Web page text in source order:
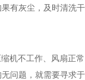
灰尘，及时清洗干净
缩机不工作、风
均无问题，就需